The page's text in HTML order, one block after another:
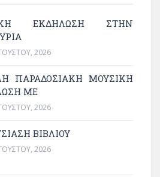
ΕΚΔΗΛΩΣΗ ΣΤΗΝ
2026
ΠΑΡΑΔΟΣΙΑΚΉ ΜΟΥΣΙΚΉ
ΜΕ
2026
ΒΙΒΛΙΟΥ
2026